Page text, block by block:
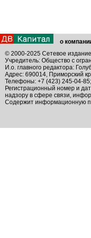
о
© 2000-2025 Сетевое
Учредитель: Общество с
И.о. главного редактора:
Адрес: 690014, Приморский
Телефоны: +7 (423) 245-04-
Регистрационный номер и
надзору в сфере связи,
Содержит информационную